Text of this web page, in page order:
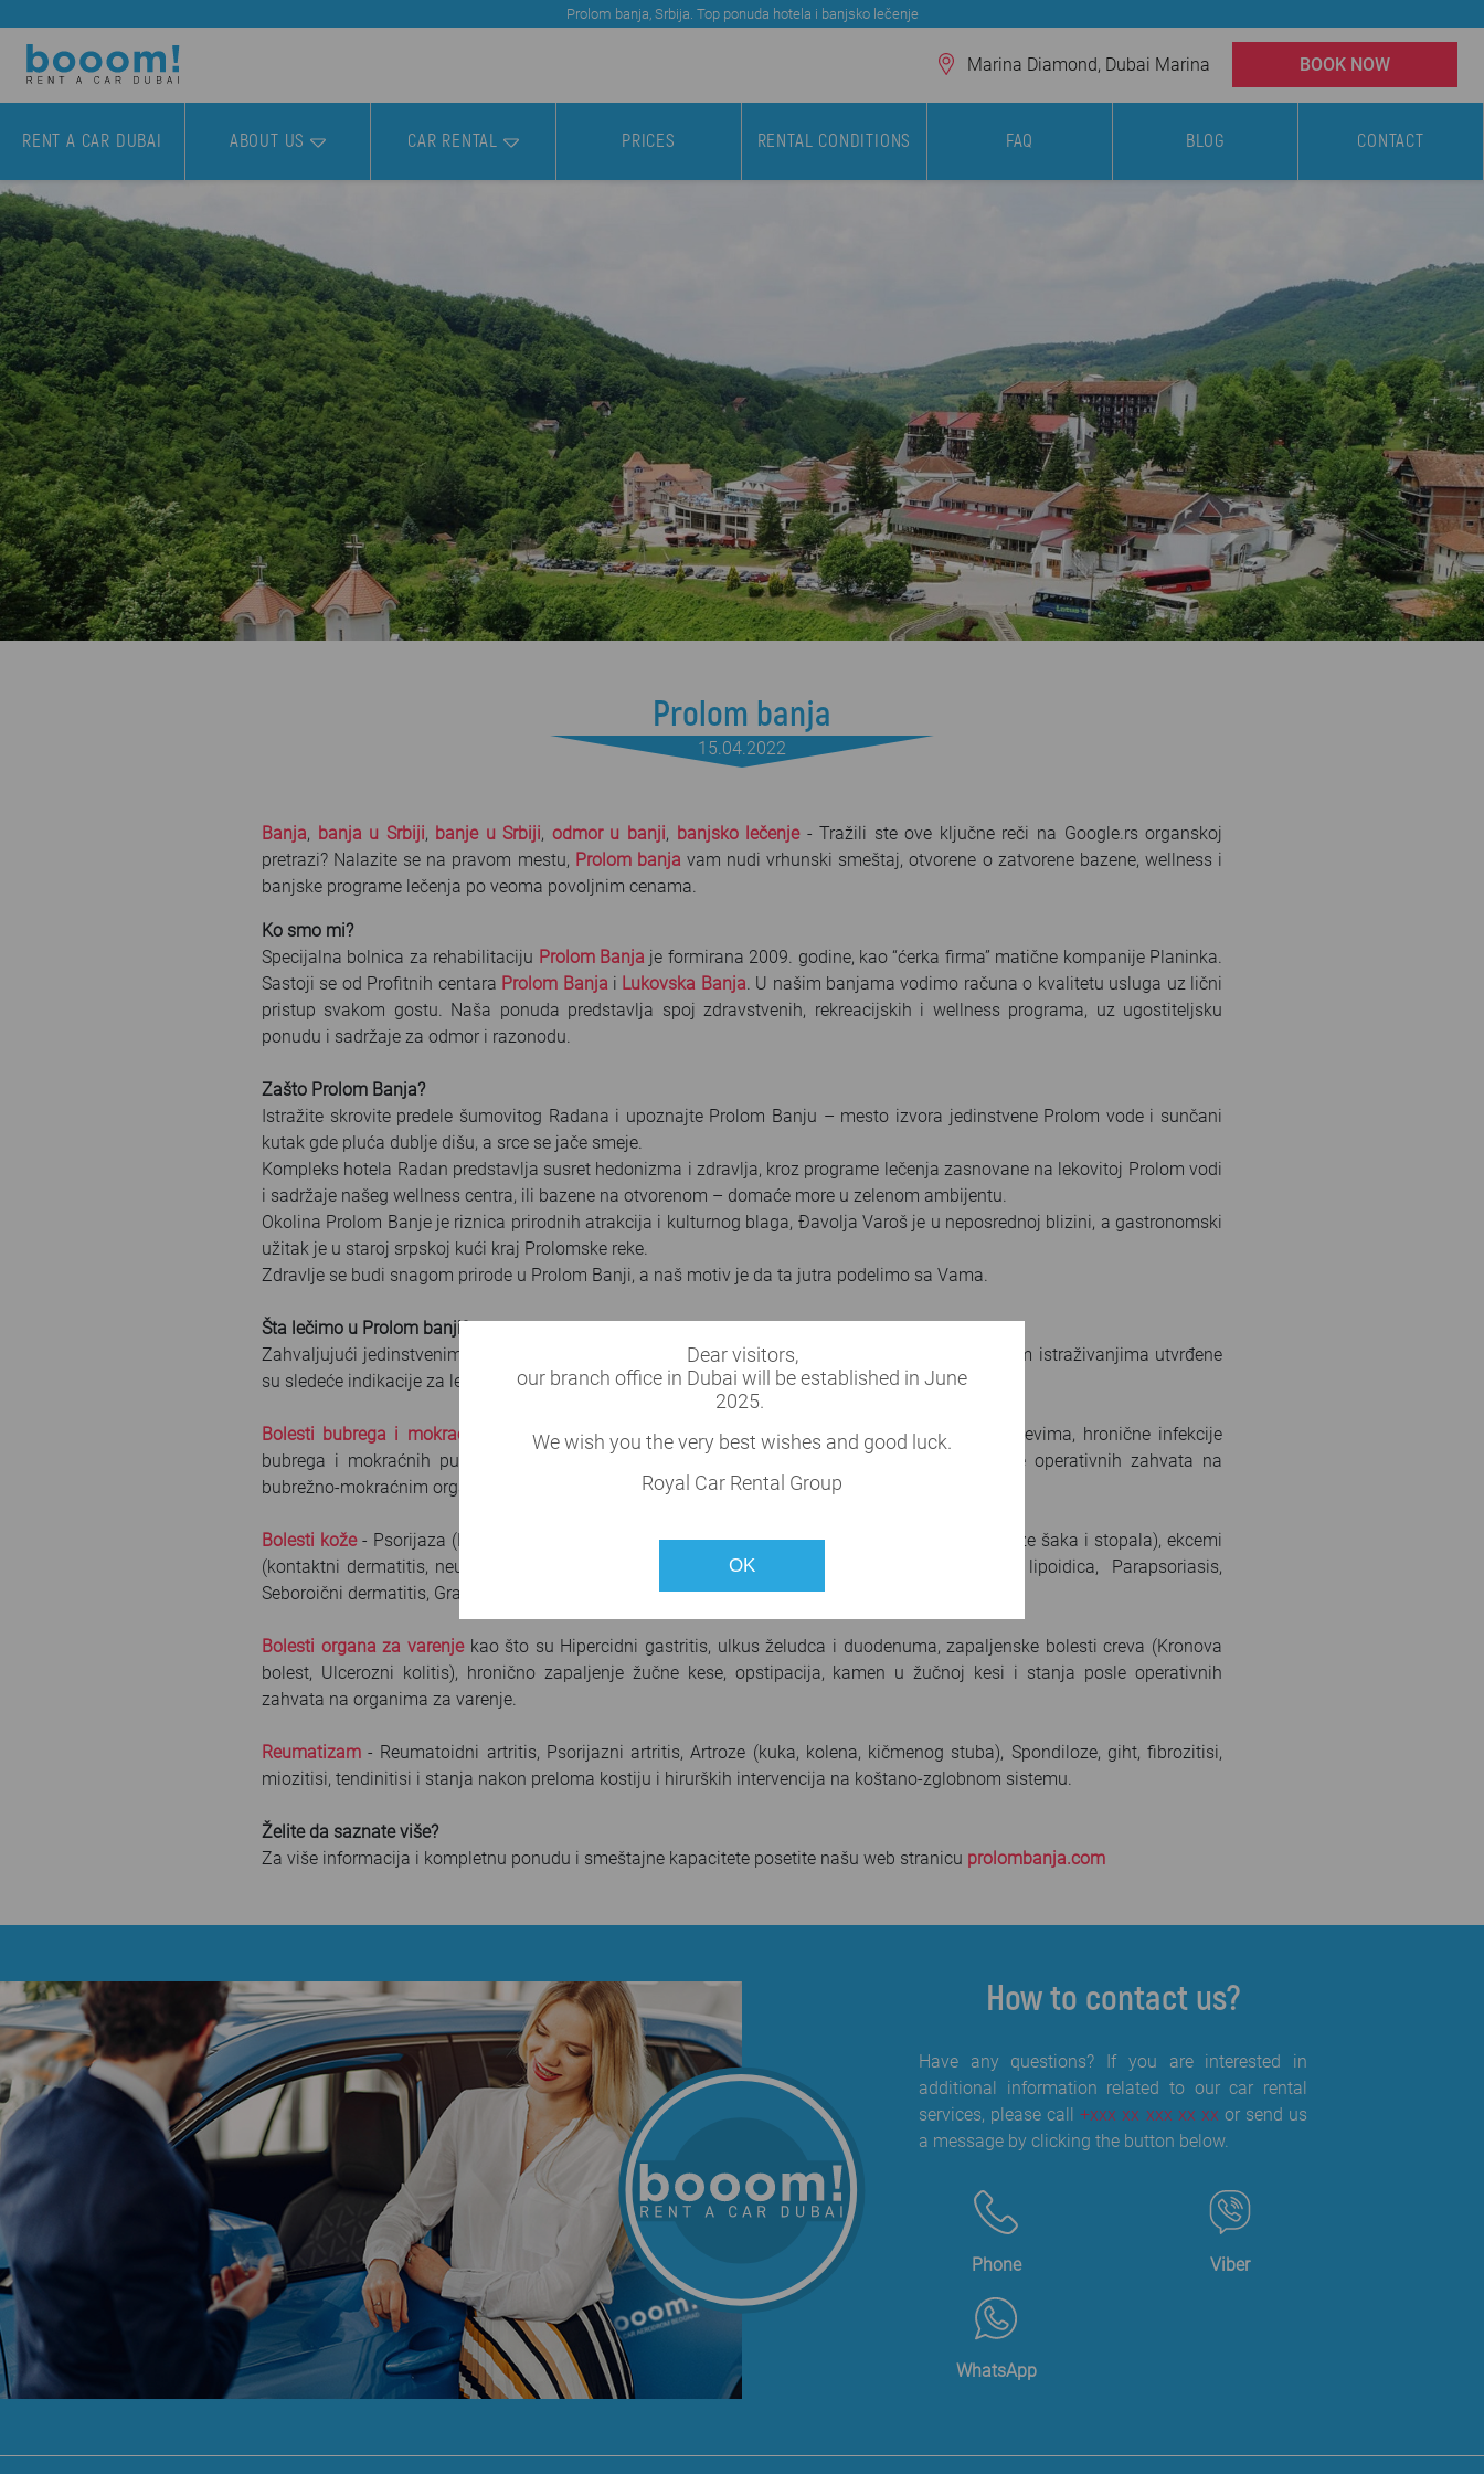
Prolom banja, Srbija. Top ponuda hotela i banjsko lečenje
Marina Diamond, Dubai Marina BOOK NOW
RENT A CAR DUBAI ABOUT US CAR RENTAL PRICES RENTAL CONDITIONS FAQ BLOG CONTACT
Prolom banja
15.04.2022
Banja, banja u Srbiji, banje u Srbiji, odmor u banji, banjsko lečenje- Tražili ste ove ključne reči na Google.rs organskoj
pretrazi? Nalazite se na pravom mestu, Prolom banja vam nudi vrhunski smeštaj, otvorene o zatvorene bazene, wellness i
banjske programe lečenja po veoma povoljnim cenama.
Ko smo mi?
Specijalna bolnica za rehabilitaciju Prolom Banja je formirana 2009. godine, kao “ćerka firma” matične kompanije Planinka.
Sastoji se od Profitnih centara Prolom Banja i Lukovska Banja. U našim banjama vodimo računa o kvalitetu usluga uz lični
pristup svakom gostu. Naša ponuda predstavlja spoj zdravstvenih, rekreacijskih i wellness programa, uz ugostiteljsku
ponudu i sadržaje za odmor i razonodu.
Zašto Prolom Banja?
Istražite skrovite predele šumovitog Radana i upoznajte Prolom Banju – mesto izvora jedinstvene Prolom vode i sunčani
kutak gde pluća dublje dišu, a srce se jače smeje.
Kompleks hotela Radan predstavlja susret hedonizma i zdravlja, kroz programe lečenja zasnovane na lekovitoj Prolom vodi
i sadržaje našeg wellness centra, ili bazene na otvorenom – domaće more u zelenom ambijentu.
Okolina Prolom Banje je riznica prirodnih atrakcija i kulturnog blaga, Đavolja Varoš je u neposrednoj blizini, a gastronomski
užitak je u staroj srpskoj kući kraj Prolomske reke.
Zdravlje se budi snagom prirode u Prolom Banji, a naš motiv je da ta jutra podelimo sa Vama.
Šta lečimo u Prolom banji?
Zahvaljujući jedinstvenim karakteristikama Prolom vode, balneološkim saznanjima i medicinskim istraživanjima utvrđene
su sledeće indikacije za lečenje u Prolom Banji:
Bolesti bubrega i mokraćnih putevakao što su kamen i pesak u bubrezima i mokraćnim putevima, hronične infekcije
bubrega i mokraćnih puteva (pijelonefritis, cistitis, uretritis), hronični prostatitis i stanja posle operativnih zahvata na
bubrežno-mokraćnim organima.
Bolesti kože- Psorijaza (Psoriasis vulgaris), poremećaji keratinizacije (ischtyosis vulgaris, keratoze šaka i stopala), ekcemi
(kontaktni dermatitis, neurodermitis), Lichen planus, Lichen atrophicus et sclerosus, Necrobiosis lipoidica, Parapsoriasis,
Seboroični dermatitis, Granuloma anulare i svrab.
Bolesti organa za varenjekao što su Hipercidni gastritis, ulkus želudca i duodenuma, zapaljenske bolesti creva (Kronova
bolest, Ulcerozni kolitis), hronično zapaljenje žučne kese, opstipacija, kamen u žučnoj kesi i stanja posle operativnih
zahvata na organima za varenje.
Reumatizam - Reumatoidni artritis, Psorijazni artritis, Artroze (kuka, kolena, kičmenog stuba), Spondiloze, giht, fibrozitisi,
miozitisi, tendinitisi i stanja nakon preloma kostiju i hirurških intervencija na koštano-zglobnom sistemu.
Želite da saznate više?
Za više informacija i kompletnu ponudu i smeštajne kapacitete posetite našu web stranicu prolombanja.com
How to contact us?
Have any questions? If you are interested in
additional information related to our car rental
services, please call+xxx xx xxx xx xx or send us
a message by clicking the button below.
Phone Viber
WhatsApp
Dear visitors,
our branch office in Dubai will be established in June
2025.
We wish you the very best wishes and good luck.
Royal Car Rental Group
OK